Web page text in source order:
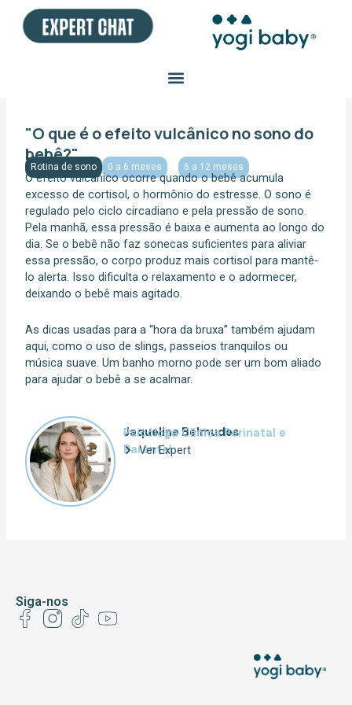
"O que é o efeito vulcânico no sono do
bebê?"
Rotina de sono 0 a 6 meses 6 a 12 meses
O efeito vulcânico ocorre quando o bebê acumula
excesso de cortisol, o hormônio do estresse. O sono é
regulado pelo ciclo circadiano e pela pressão de sono.
Pela manhã, essa pressão é baixa e aumenta ao longo do
dia. Se o bebê não faz sonecas suficientes para aliviar
essa pressão, o corpo produz mais cortisol para mantê-
lo alerta. Isso dificulta o relaxamento e o adormecer,
deixando o bebê mais agitado.
As dicas usadas para a “hora da bruxa” também ajudam
aqui, como o uso de slings, passeios tranquilos ou
música suave. Um banho morno pode ser um bom aliado
para ajudar o bebê a se acalmar.
Jaqueline Belmudes
Psicóloga Clínica Perinatal e
Parental
Ver Expert
Siga-nos